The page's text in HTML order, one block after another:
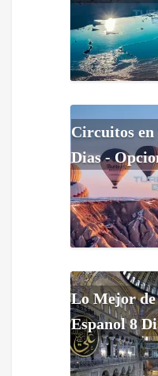
Circuitos
Dias -
Lo Mejor
Espanol 8